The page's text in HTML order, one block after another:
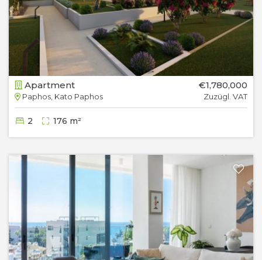
Apartment
Paphos, Kato Paphos
€1,780,000
Zuzügl. VAT
2 176 m²